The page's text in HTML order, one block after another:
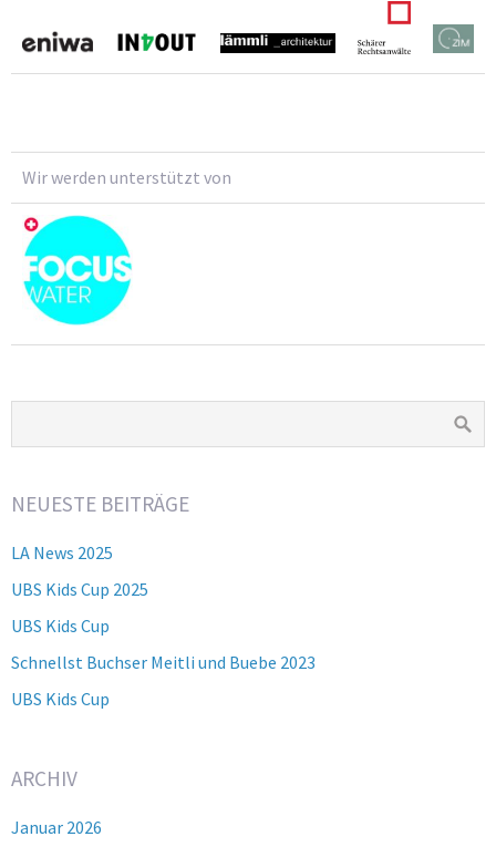
Wir werden unterstützt von
NEUESTE BEITRÄGE
LA News 2025
UBS Kids Cup 2025
UBS Kids Cup
Schnellst Buchser Meitli und Buebe 2023
UBS Kids Cup
ARCHIV
Januar 2026